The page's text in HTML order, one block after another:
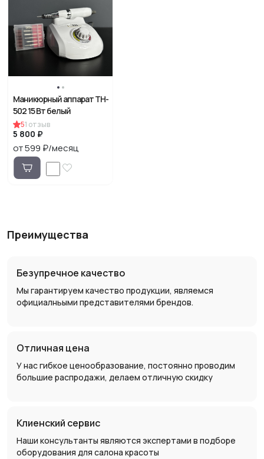
Маникюрный аппарат TH-
502 15 Вт белый
51 отзыв
5 800 ₽
от 599 ₽/месяц
Преимущества
Безупречное качество
Мы гарантируем качество продукции, являемся
официалньыми представителями брендов.
Отличная цена
У нас гибкое ценообразование, постоянно проводим
большие распродажи, делаем отличную скидку
Клиенский сервис
Наши консультанты являются экспертами в подборе
оборудования для салона красоты